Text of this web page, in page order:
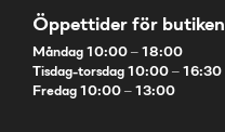
Öppettider för butiken
Måndag 10:00 – 18:00
Tisdag-torsdag 10:00 – 16:30
Fredag 10:00 – 13:00